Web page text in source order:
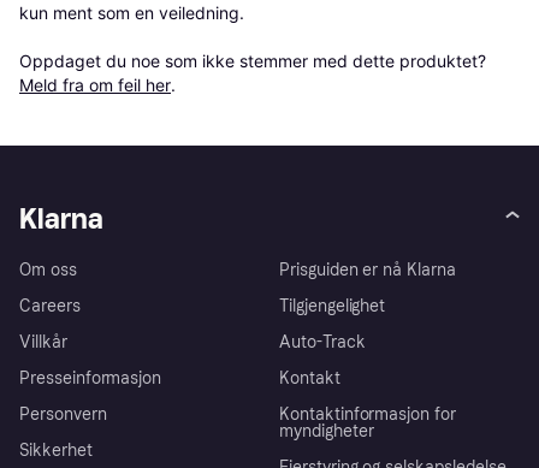
kun ment som en veiledning.
Oppdaget du noe som ikke stemmer med dette produktet?
Meld fra om feil her.
Klarna
Om oss
Careers
Villkår
Presseinformasjon
Personvern
Sikkerhet
Prisguiden er nå Klarna
Tilgjengelighet
Auto-Track
Kontakt
Kontaktinformasjon for
myndigheter